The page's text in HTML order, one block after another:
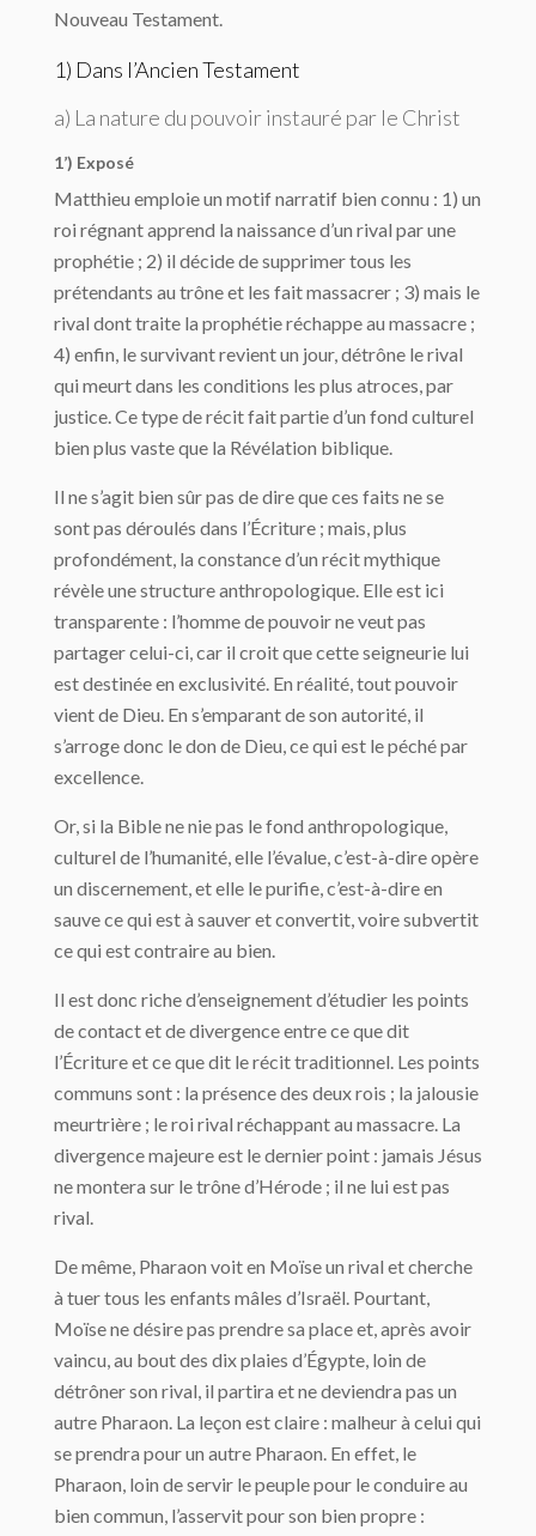
Nouveau Testament.
1) Dans l’Ancien Testament
a) La nature du pouvoir instauré par le Christ
1’) Exposé
Matthieu emploie un motif narratif bien connu : 1) un
roi régnant apprend la naissance d’un rival par une
prophétie ; 2) il décide de supprimer tous les
prétendants au trône et les fait massacrer ; 3) mais le
rival dont traite la prophétie réchappe au massacre ;
4) enfin, le survivant revient un jour, détrône le rival
qui meurt dans les conditions les plus atroces, par
justice. Ce type de récit fait partie d’un fond culturel
bien plus vaste que la Révélation biblique.
Il ne s’agit bien sûr pas de dire que ces faits ne se
sont pas déroulés dans l’Écriture ; mais, plus
profondément, la constance d’un récit mythique
révèle une structure anthropologique. Elle est ici
transparente : l’homme de pouvoir ne veut pas
partager celui-ci, car il croit que cette seigneurie lui
est destinée en exclusivité. En réalité, tout pouvoir
vient de Dieu. En s’emparant de son autorité, il
s’arroge donc le don de Dieu, ce qui est le péché par
excellence.
Or, si la Bible ne nie pas le fond anthropologique,
culturel de l’humanité, elle l’évalue, c’est-à-dire opère
un discernement, et elle le purifie, c’est-à-dire en
sauve ce qui est à sauver et convertit, voire subvertit
ce qui est contraire au bien.
Il est donc riche d’enseignement d’étudier les points
de contact et de divergence entre ce que dit
l’Écriture et ce que dit le récit traditionnel. Les points
communs sont : la présence des deux rois ; la jalousie
meurtrière ; le roi rival réchappant au massacre. La
divergence majeure est le dernier point : jamais Jésus
ne montera sur le trône d’Hérode ; il ne lui est pas
rival.
De même, Pharaon voit en Moïse un rival et cherche
à tuer tous les enfants mâles d’Israël. Pourtant,
Moïse ne désire pas prendre sa place et, après avoir
vaincu, au bout des dix plaies d’Égypte, loin de
détrôner son rival, il partira et ne deviendra pas un
autre Pharaon. La leçon est claire : malheur à celui qui
se prendra pour un autre Pharaon. En effet, le
Pharaon, loin de servir le peuple pour le conduire au
bien commun, l’asservit pour son bien propre :